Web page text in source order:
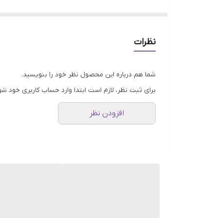
تمامی محصولات راحیل آرت قبل از ارسال چک
عکس تمامی محصولات بدون افکت و کار فتوشاپ
پس از دریافت سفارش خود با گرفتن عکس و
نظرات
شما هم درباره این محصول نظر خود را بنویسید.
برای ثبت نظر، لازم است ابتدا وارد حساب کاربری خود
افزودن نظر